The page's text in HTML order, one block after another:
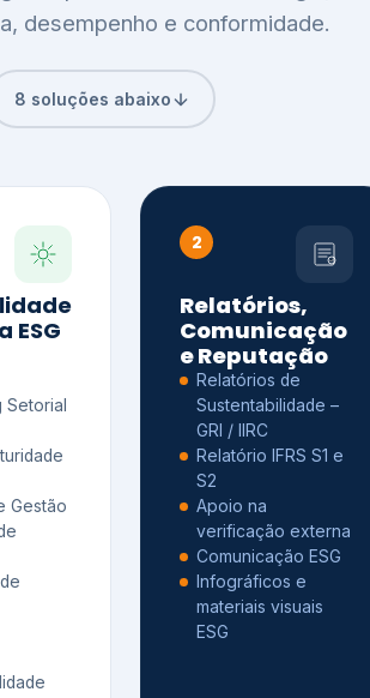
desempenho e conformidade.
8 soluções abaixo
ESG
Setorial
Gestão
2
Relatórios,
Comunicação
e Reputação
Relatórios de
Sustentabilidade –
GRI / IIRC
Relatório IFRS S1 e
S2
Apoio na
verificação externa
Comunicação ESG
Infográficos e
materiais visuais
ESG